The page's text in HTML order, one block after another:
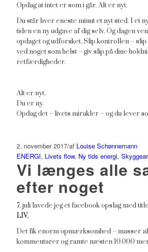
Opdag at intet er som i går. Alt er nyt.
Du står hver eneste minut et nyt sted. I et
tiden en ny udgave af dig selv. Og dagen
opdaget og udforsket. Slip kontrollen – slip
ved noget som helst – giv slip på dine
retfærdigheder.
Alt er nyt.
Du er ny.
Opdag det – livets mirakler – og du lever
2. november 2017/af Louise Schønnemann
ENERGI, Livets flow, Ny tids energi,
Vi længes alle
efter noget
7. juli lavede jeg et facebook opslag med
LIV.
Det fik enorm opmærksomhed – masser
kommentarer og ramte næsten 10.000